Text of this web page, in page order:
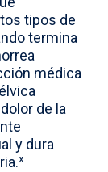
tipos de
termina
médica
de la
y dura
x